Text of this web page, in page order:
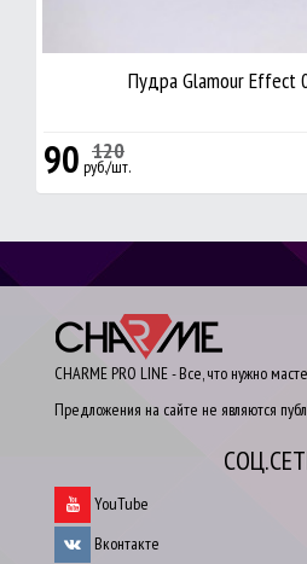
120
Пудра Glamour Effect
90 руб./шт.
CHARME PRO LINE - Все, что нужно
Предложения на сайте не являются
YouTube
Вконтакте